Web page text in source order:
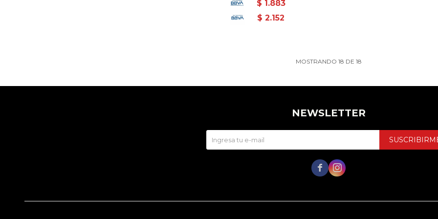
$ 1.883
$ 2.152
MOSTRANDO 18 DE 18
NEWSLETTER
 